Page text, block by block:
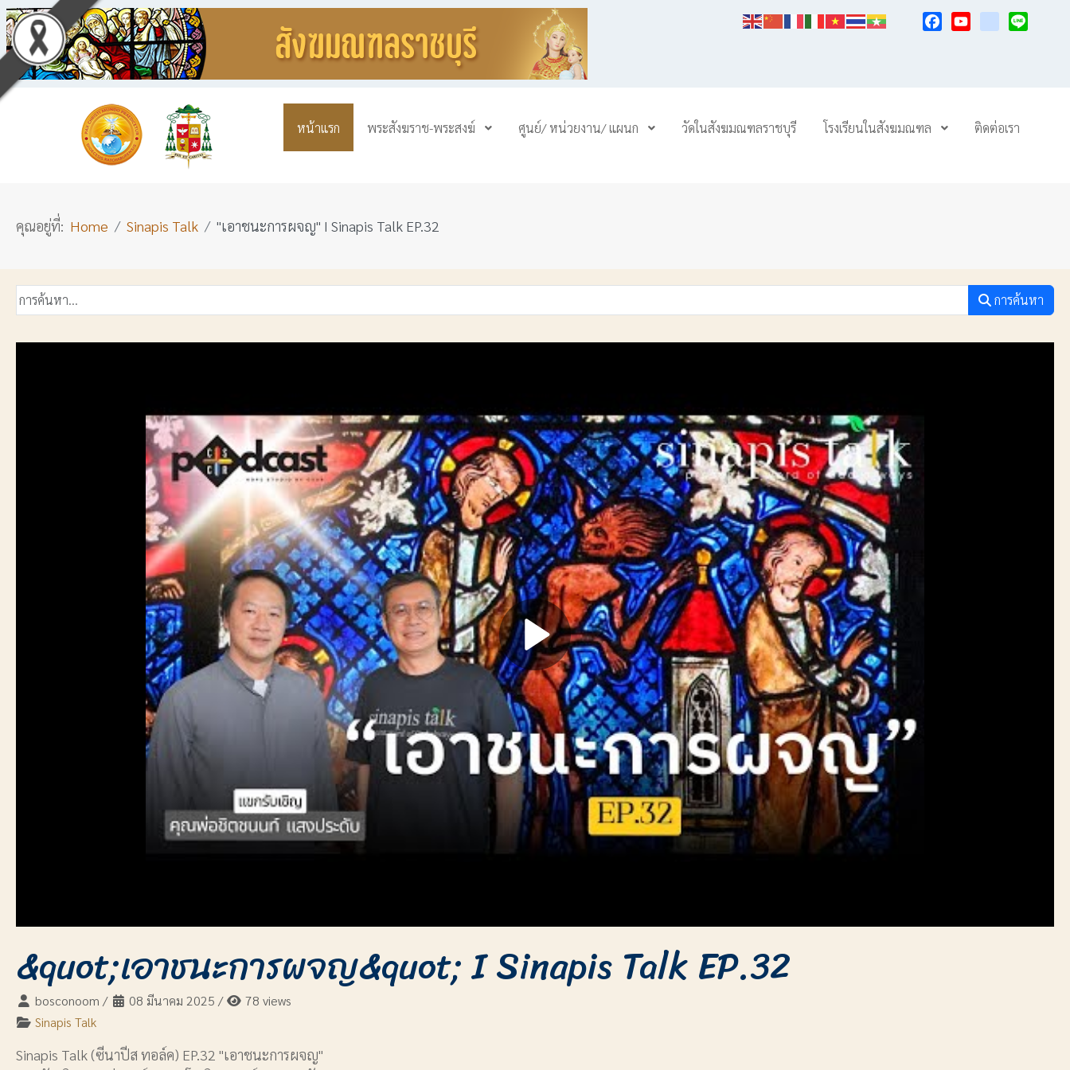
หน้าแรก พระสังฆราช-พระสงฆ์ ศูนย์/ หน่วยงาน/ แผนก วัดในสังฆมณฑลราชบุรี โรงเรียนในสังฆมณฑล ติดต่อเรา
คุณอยู่ที่: Home Sinapis Talk "เอาชนะการผจญ" I Sinapis Talk EP.32
การค้นหา
&quot;เอาชนะการผจญ&quot; I Sinapis Talk EP.32
bosconoom / 08 มีนาคม 2025 /
78 views
Sinapis Talk
Sinapis Talk (ซีนาปีส ทอล์ค) EP.32 "เอาชนะการผจญ"